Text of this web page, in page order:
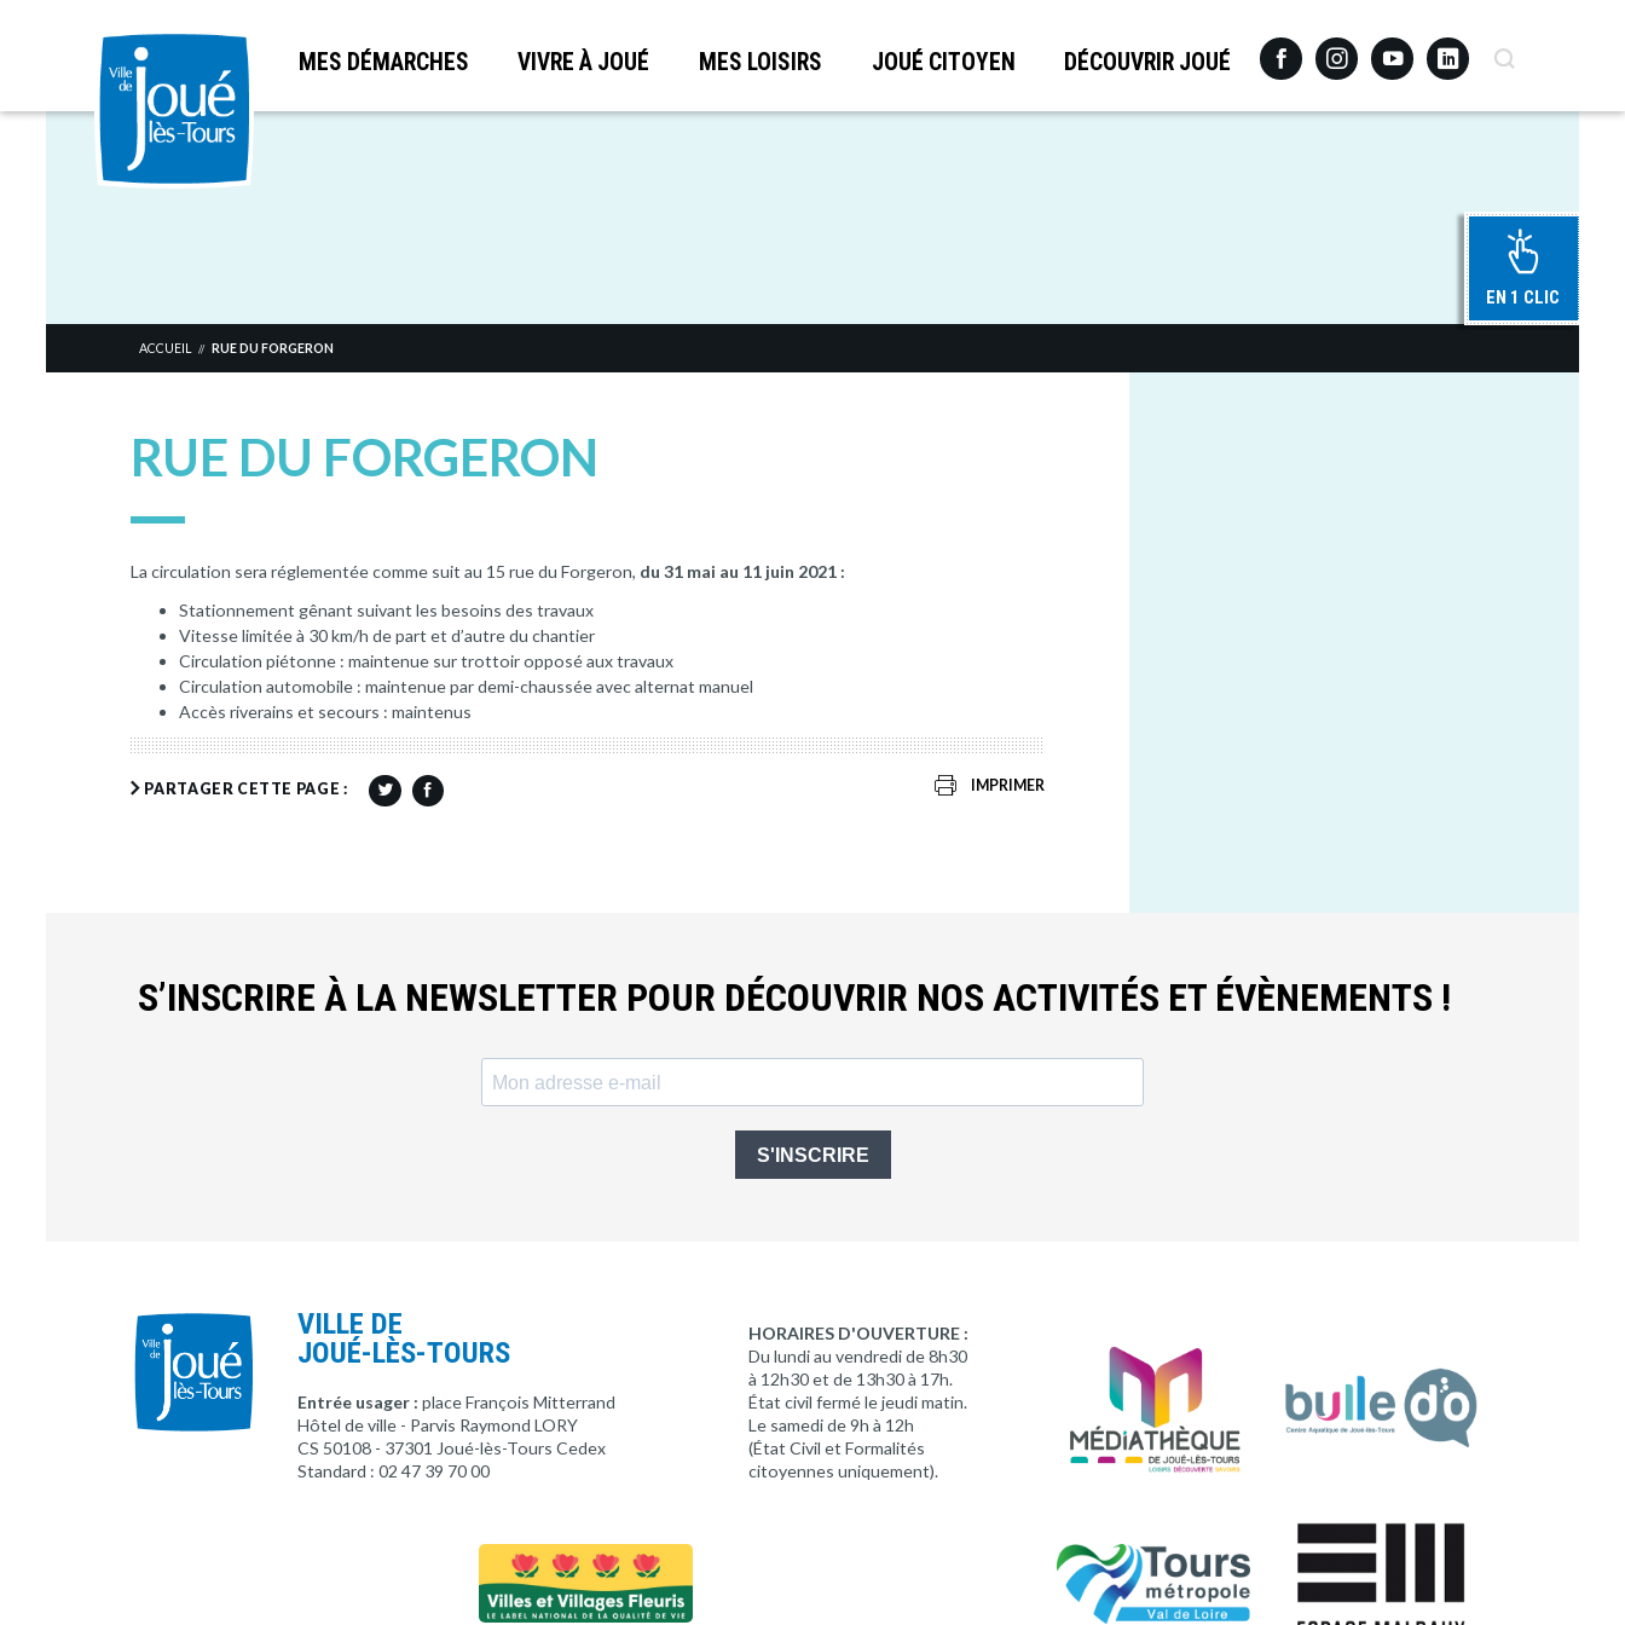
Aller
MES DÉMARCHES VIVRE À JOUÉ MES LOISIRS JOUÉ CITOYEN DÉCOUVRIR JOUÉ FacebookInstagramYoutubeLinkedinRecherche
EN 1 CLIC
ACCUEIL // RUE DU FORGERON
RUE DU FORGERON
La circulation sera réglementée comme suit au 15 rue du Forgeron, du 31 mai au 11 juin 2021 :
Stationnement gênant suivant les besoins des travaux
Vitesse limitée à 30 km/h de part et d’autre du chantier
Circulation piétonne : maintenue sur trottoir opposé aux travaux
Circulation automobile : maintenue par demi-chaussée avec alternat manuel
Accès riverains et secours : maintenus
PARTAGER CETTE PAGE : IMPRIMER
S’INSCRIRE À LA NEWSLETTER POUR DÉCOUVRIR NOS ACTIVITÉS ET ÉVÈNEMENTS !
S'INSCRIRE
VILLE DE
JOUÉ-LÈS-TOURS
Entrée usager : place François Mitterrand
Hôtel de ville - Parvis Raymond LORY
CS 50108 - 37301 Joué-lès-Tours Cedex
Standard : 02 47 39 70 00
HORAIRES D'OUVERTURE :
Du lundi au vendredi de 8h30
à 12h30 et de 13h30 à 17h.
État civil fermé le jeudi matin.
Le samedi de 9h à 12h
(État Civil et Formalités
citoyennes uniquement).